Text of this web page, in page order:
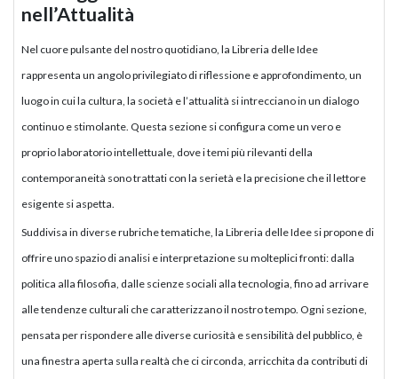
nell’Attualità
Nel cuore pulsante del nostro quotidiano, la Libreria delle Idee
rappresenta un angolo privilegiato di riflessione e approfondimento, un
luogo in cui la cultura, la società e l’attualità si intrecciano in un dialogo
continuo e stimolante. Questa sezione si configura come un vero e
proprio laboratorio intellettuale, dove i temi più rilevanti della
contemporaneità sono trattati con la serietà e la precisione che il lettore
esigente si aspetta.
Suddivisa in diverse rubriche tematiche, la Libreria delle Idee si propone di
offrire uno spazio di analisi e interpretazione su molteplici fronti: dalla
politica alla filosofia, dalle scienze sociali alla tecnologia, fino ad arrivare
alle tendenze culturali che caratterizzano il nostro tempo. Ogni sezione,
pensata per rispondere alle diverse curiosità e sensibilità del pubblico, è
una finestra aperta sulla realtà che ci circonda, arricchita da contributi di